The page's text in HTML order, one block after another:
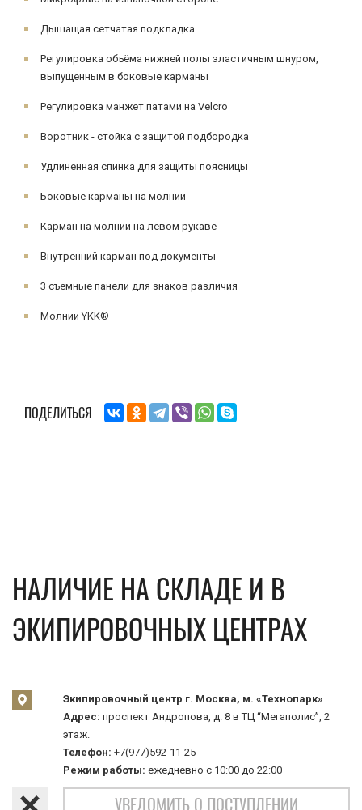
Дышащая сетчатая подкладка
Регулировка объёма нижней полы эластичным шнуром,
выпущенным в боковые карманы
Регулировка манжет патами на Velcro
Воротник - стойка с защитой подбородка
Удлинённая спинка для защиты поясницы
Боковые карманы на молнии
Карман на молнии на левом рукаве
Внутренний карман под документы
3 съемные панели для знаков различия
Молнии YKK®
ПОДЕЛИТЬСЯ
НАЛИЧИЕ НА СКЛАДЕ И В
ЭКИПИРОВОЧНЫХ ЦЕНТРАХ
Экипировочный центр г. Москва, м. «Технопарк»
Адрес: проспект Андропова, д. 8 в ТЦ “Мегаполис”, 2
этаж.
Телефон: +7(977)592-11-25
Режим работы: ежедневно с 10:00 до 22:00
УВЕДОМИТЬ О ПОСТУПЛЕНИИ